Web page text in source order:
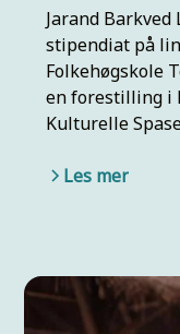
Jarand
stipendiat på
Folkehøgskole
en forestilling i
Kulturelle
Les mer